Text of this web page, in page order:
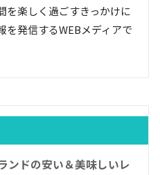
を楽しく過ごすきっかけに
を発信するWEBメディアで
ンドの安い＆美味しいレ